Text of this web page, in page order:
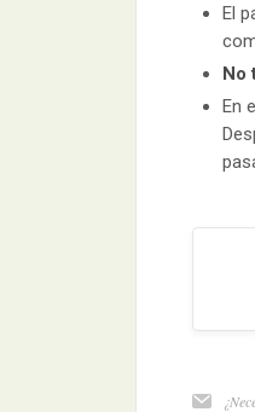
El
No
En